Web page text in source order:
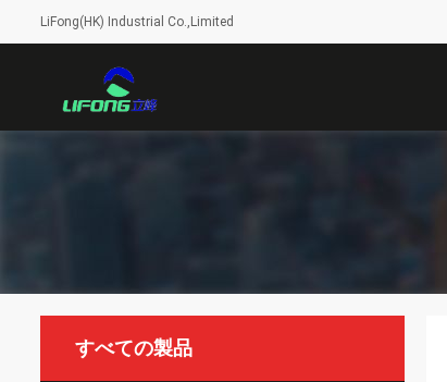
LiFong(HK) Industrial Co.,Limited
すべての製品